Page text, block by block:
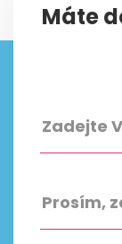
Máte